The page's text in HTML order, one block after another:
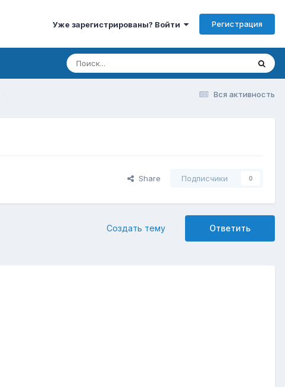
Уже зарегистрированы? Войти Регистрация
Вся активность
Share Подписчики 0
Ответить
Создать тему